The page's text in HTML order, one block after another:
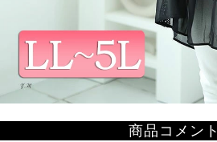
商品コメント